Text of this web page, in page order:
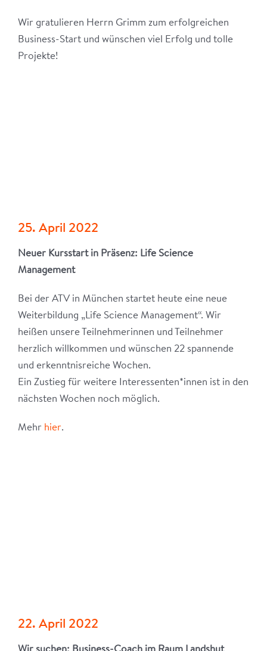
Wir gratulieren Herrn Grimm zum erfolgreichen
Business-Start und wünschen viel Erfolg und tolle
Projekte!
25. April 2022
Neuer Kursstart in Präsenz: Life Science
Management
Bei der ATV in München startet heute eine neue
Weiterbildung „Life Science Management“. Wir
heißen unsere Teilnehmerinnen und Teilnehmer
herzlich willkommen und wünschen 22 spannende
und erkenntnisreiche Wochen.
Ein Zustieg für weitere Interessenten*innen ist in den
nächsten Wochen noch möglich.
Mehr hier.
22. April 2022